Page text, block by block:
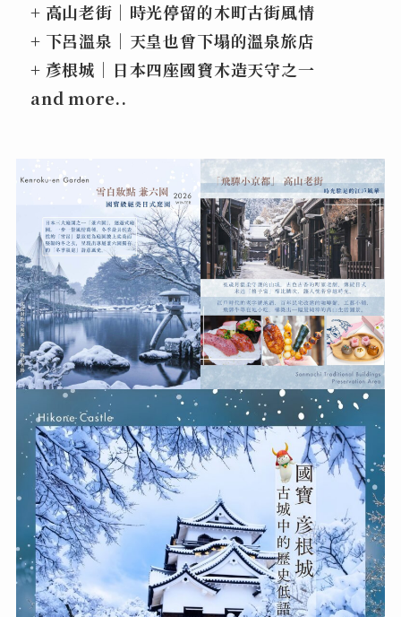
+ 高山老街｜時光停留的木町古街風情
+ 下呂溫泉｜天皇也曾下塌的溫泉旅店
+ 彥根城｜日本四座國寶木造天守之一
and more..